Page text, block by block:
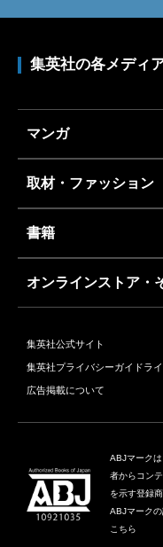
集英社の各メディ
マンガ
取材・ファッション
書籍
オンラインストア・
集英社公式サイト
集英社プライバシーガイドラ
広告掲載について
ABJマーク
者からコン
を示す登録
ABJマーク
こちら